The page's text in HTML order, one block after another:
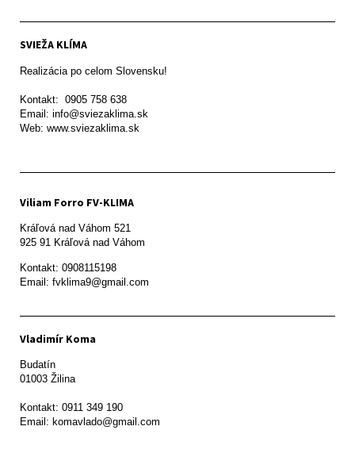
SVIEŽA KLÍMA
Realizácia po celom Slovensku!
Kontakt:  0905 758 638
Email: info@sviezaklima.sk
Web: www.sviezaklima.sk
Viliam Forro FV-KLIMA
Kráľová nad Váhom 521
Kontakt: 0908115198
Email: fvklima9@gmail.com
Vladimír Koma
Budatín
01003 Žilina
Kontakt: 0911 349 190